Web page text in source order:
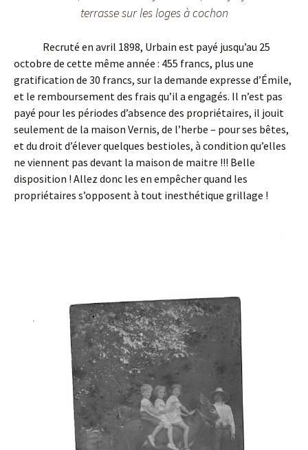
terrasse sur les loges à cochon
Recruté en avril 1898, Urbain est payé jusqu’au 25
octobre de cette même année : 455 francs, plus une
gratification de 30 francs, sur la demande expresse d’Émile,
et le remboursement des frais qu’il a engagés. Il n’est pas
payé pour les périodes d’absence des propriétaires, il jouit
seulement de la maison Vernis, de l’herbe – pour ses bêtes,
et du droit d’élever quelques bestioles, à condition qu’elles
ne viennent pas devant la maison de maitre !!! Belle
disposition ! Allez donc les en empêcher quand les
propriétaires s’opposent à tout inesthétique grillage !